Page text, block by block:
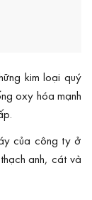
kim loại quý
oxy hóa mạnh
của công ty ở
anh, cát và